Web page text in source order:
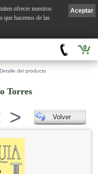
0
Detalle del producto
Torres
> Volver
Aceptar
ofrecer nuestros
que hacemos de las